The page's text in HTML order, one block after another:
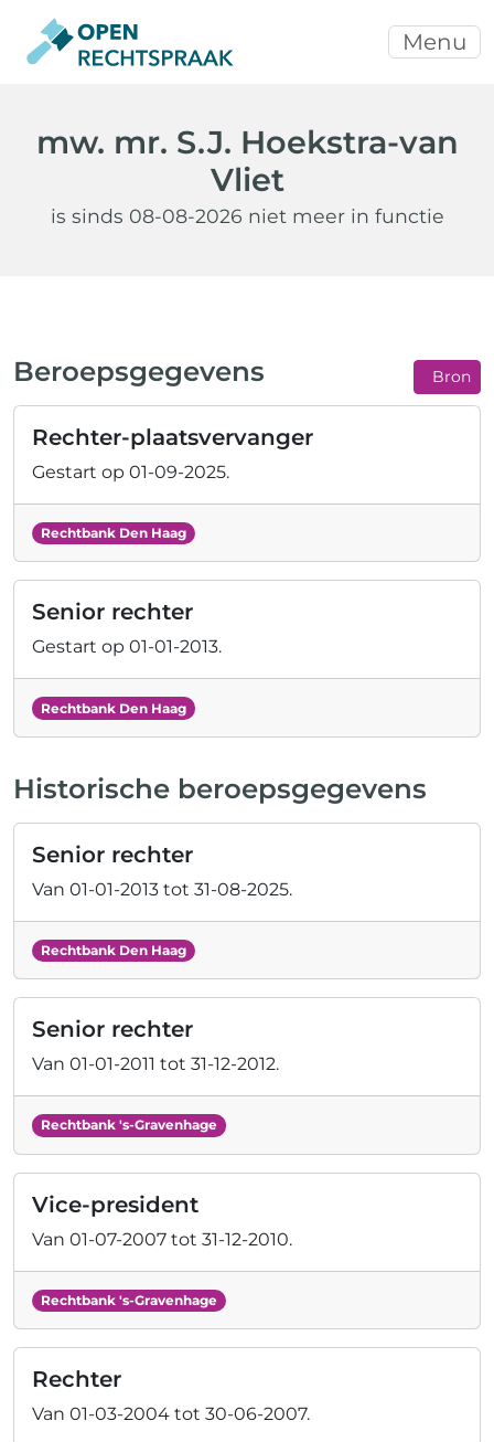
Menu
mw. mr. S.J. Hoekstra-van
Vliet
is sinds 08-08-2026 niet meer in functie
Beroepsgegevens Bron
Rechter-plaatsvervanger
Gestart op 01-09-2025.
Rechtbank Den Haag
Senior rechter
Gestart op 01-01-2013.
Rechtbank Den Haag
Historische beroepsgegevens
Senior rechter
Van 01-01-2013 tot 31-08-2025.
Rechtbank Den Haag
Senior rechter
Van 01-01-2011 tot 31-12-2012.
Rechtbank 's-Gravenhage
Vice-president
Van 01-07-2007 tot 31-12-2010.
Rechtbank 's-Gravenhage
Rechter
Van 01-03-2004 tot 30-06-2007.